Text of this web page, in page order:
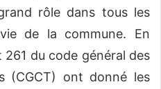
rôle dans tous les
de la commune. En
du code général des
(CGCT) ont donné les